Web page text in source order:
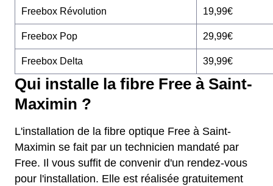
Freebox Révolution 19,99€
Freebox Pop 29,99€
Freebox Delta 39,99€
Qui installe la fibre Free à Saint-
Maximin ?
L'installation de la fibre optique Free à Saint-
Maximin se fait par un technicien mandaté par
Free. Il vous suffit de convenir d'un rendez-vous
pour l'installation. Elle est réalisée gratuitement